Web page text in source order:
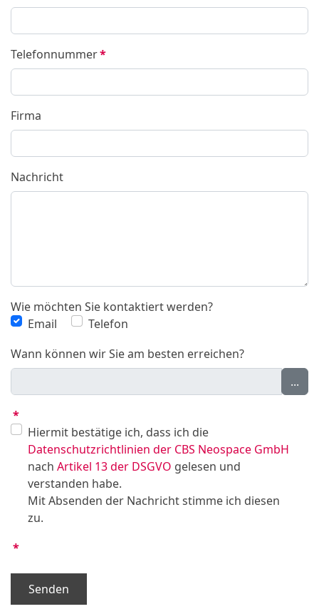
Telefonnummer*
Firma
Nachricht
Wie möchten Sie kontaktiert werden?
Email
Telefon
Wann können wir Sie am besten erreichen?
...
*
Hiermit bestätige ich, dass ich die
Datenschutzrichtlinien der CBS Neospace GmbH
nach Artikel 13 der DSGVO gelesen und
verstanden habe.
Mit Absenden der Nachricht stimme ich diesen
zu.
*
Senden